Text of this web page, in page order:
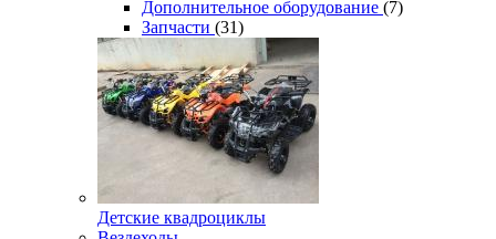
Дополнительное оборудование (7)
Запчасти (31)
Детские квадроциклы